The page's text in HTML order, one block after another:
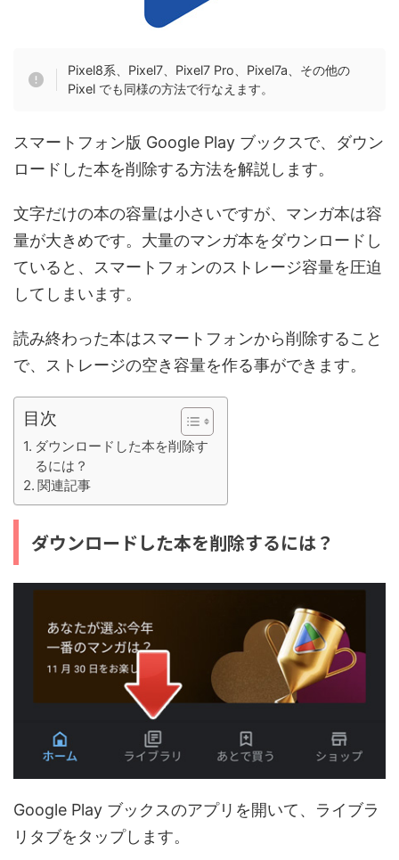
Pixel8系、Pixel7、Pixel7 Pro、Pixel7a、その他の
Pixel でも同様の方法で行なえます。
スマートフォン版 Google Play ブックスで、ダウン
ロードした本を削除する方法を解説します。
文字だけの本の容量は小さいですが、マンガ本は容
量が大きめです。大量のマンガ本をダウンロードし
ていると、スマートフォンのストレージ容量を圧迫
してしまいます。
読み終わった本はスマートフォンから削除すること
で、ストレージの空き容量を作る事ができます。
目次
ダウンロードした本を削除す
るには？
関連記事
ダウンロードした本を削除するには？
Google Play ブックスのアプリを開いて、ライブラ
リタブをタップします。